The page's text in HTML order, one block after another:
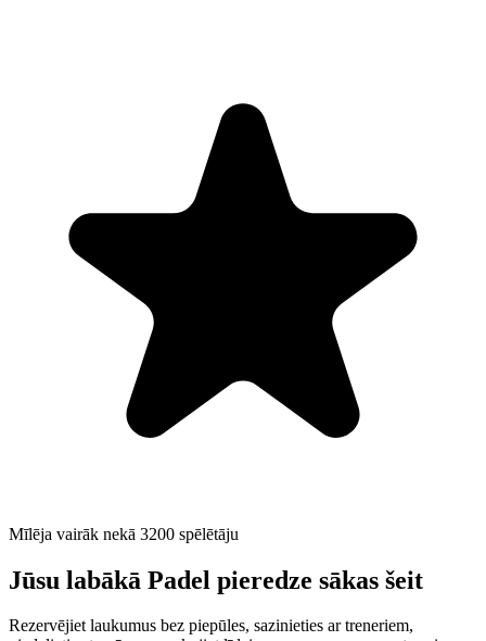
Mīlēja vairāk nekā 3200 spēlētāju
Jūsu labākā Padel pieredze sākas šeit
Rezervējiet laukumus bez piepūles, sazinieties ar treneriem,